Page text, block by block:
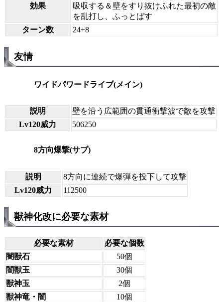
効果
吸収する＆壁をすり抜けふれた最初の敵
を乱打し、ふっとばす
ターン数
24+8
友情
ワイドパワードライブ(メイン)
説明
壁を沿う広範囲の貫通衝撃波で敵を攻撃
Lv120威力
506250
8方向爆撃(サブ)
説明
8方向に連続で爆弾を投下して攻撃
Lv120威力
112500
獣神化改に必要な素材
必要な素材
必要な個数
闇獣石
50個
闇獣玉
30個
獣神玉
2個
獣神竜・闇
10個